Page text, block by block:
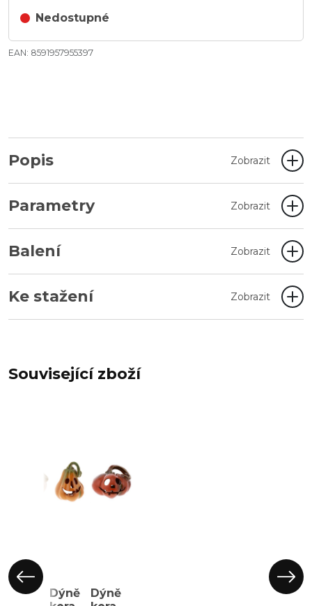
Nedostupné
EAN: 8591957955397
Popis Zobrazit
Parametry Zobrazit
Balení Zobrazit
Ke stažení Zobrazit
Související zboží
Dýně
Dýně
Dýně